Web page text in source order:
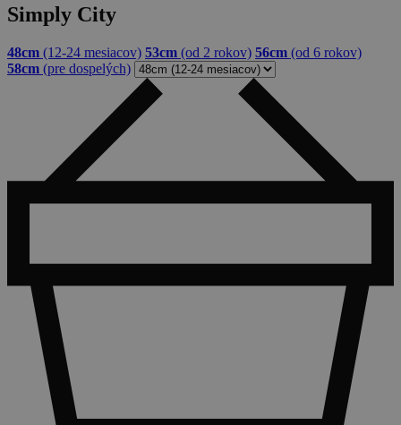
Simply City
48cm (12-24 mesiacov) 53cm (od 2 rokov) 56cm (od 6 rokov)
58cm (pre dospelých)